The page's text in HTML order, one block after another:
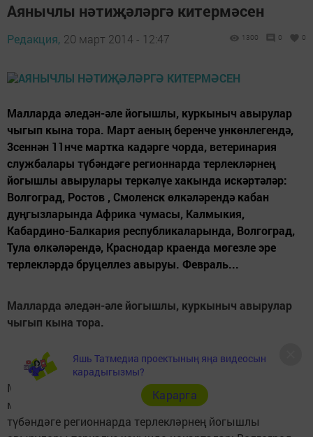
Аянычлы нәтиҗәләргә китермәсен
Редакция, 20 март 2014 - 12:47 1300 0 0
Малларда әледән-әле йогышлы, куркыныч авырулар
чыгып кына тора. Март аеның беренче ункөнлегендә,
3сеннән 11нче мартка кадәрге чорда, ветеринария
службалары түбәндәге регионнарда терлекләрнең
йогышлы авырулары теркәлүе хакында искәртәләр:
Волгоград, Ростов , Смоленск өлкәләрендә кабан
дуңгызларында Африка чумасы, Калмыкия,
Кабардино-Балкария республикаларында, Волгоград,
Тула өлкәләрендә, Краснодар краенда мөгезле эре
терлекләрдә бруцеллез авыруы. Февраль...
Малларда әледән-әле йогышлы, куркыныч авырулар
чыгып кына тора.
Март аеның беренче ункөнлегендә, 3сеннән 11нче
мартка кадәрге чорда, ветеринария службалары
түбәндәге регионнарда терлекләрнең йогышлы
Яшь Татмедиа проектының яңа видеосын
карадыгызмы?
Карарга